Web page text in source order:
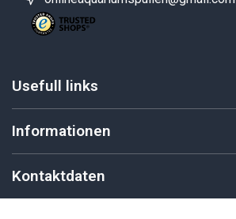
Usefull links
Informationen
Kontaktdaten